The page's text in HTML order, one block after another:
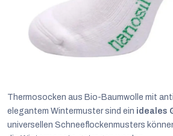
Thermosocken aus Bio-Baumwolle mit
elegantem Wintermuster sind ein ideales
universellen Schneeflockenmusters